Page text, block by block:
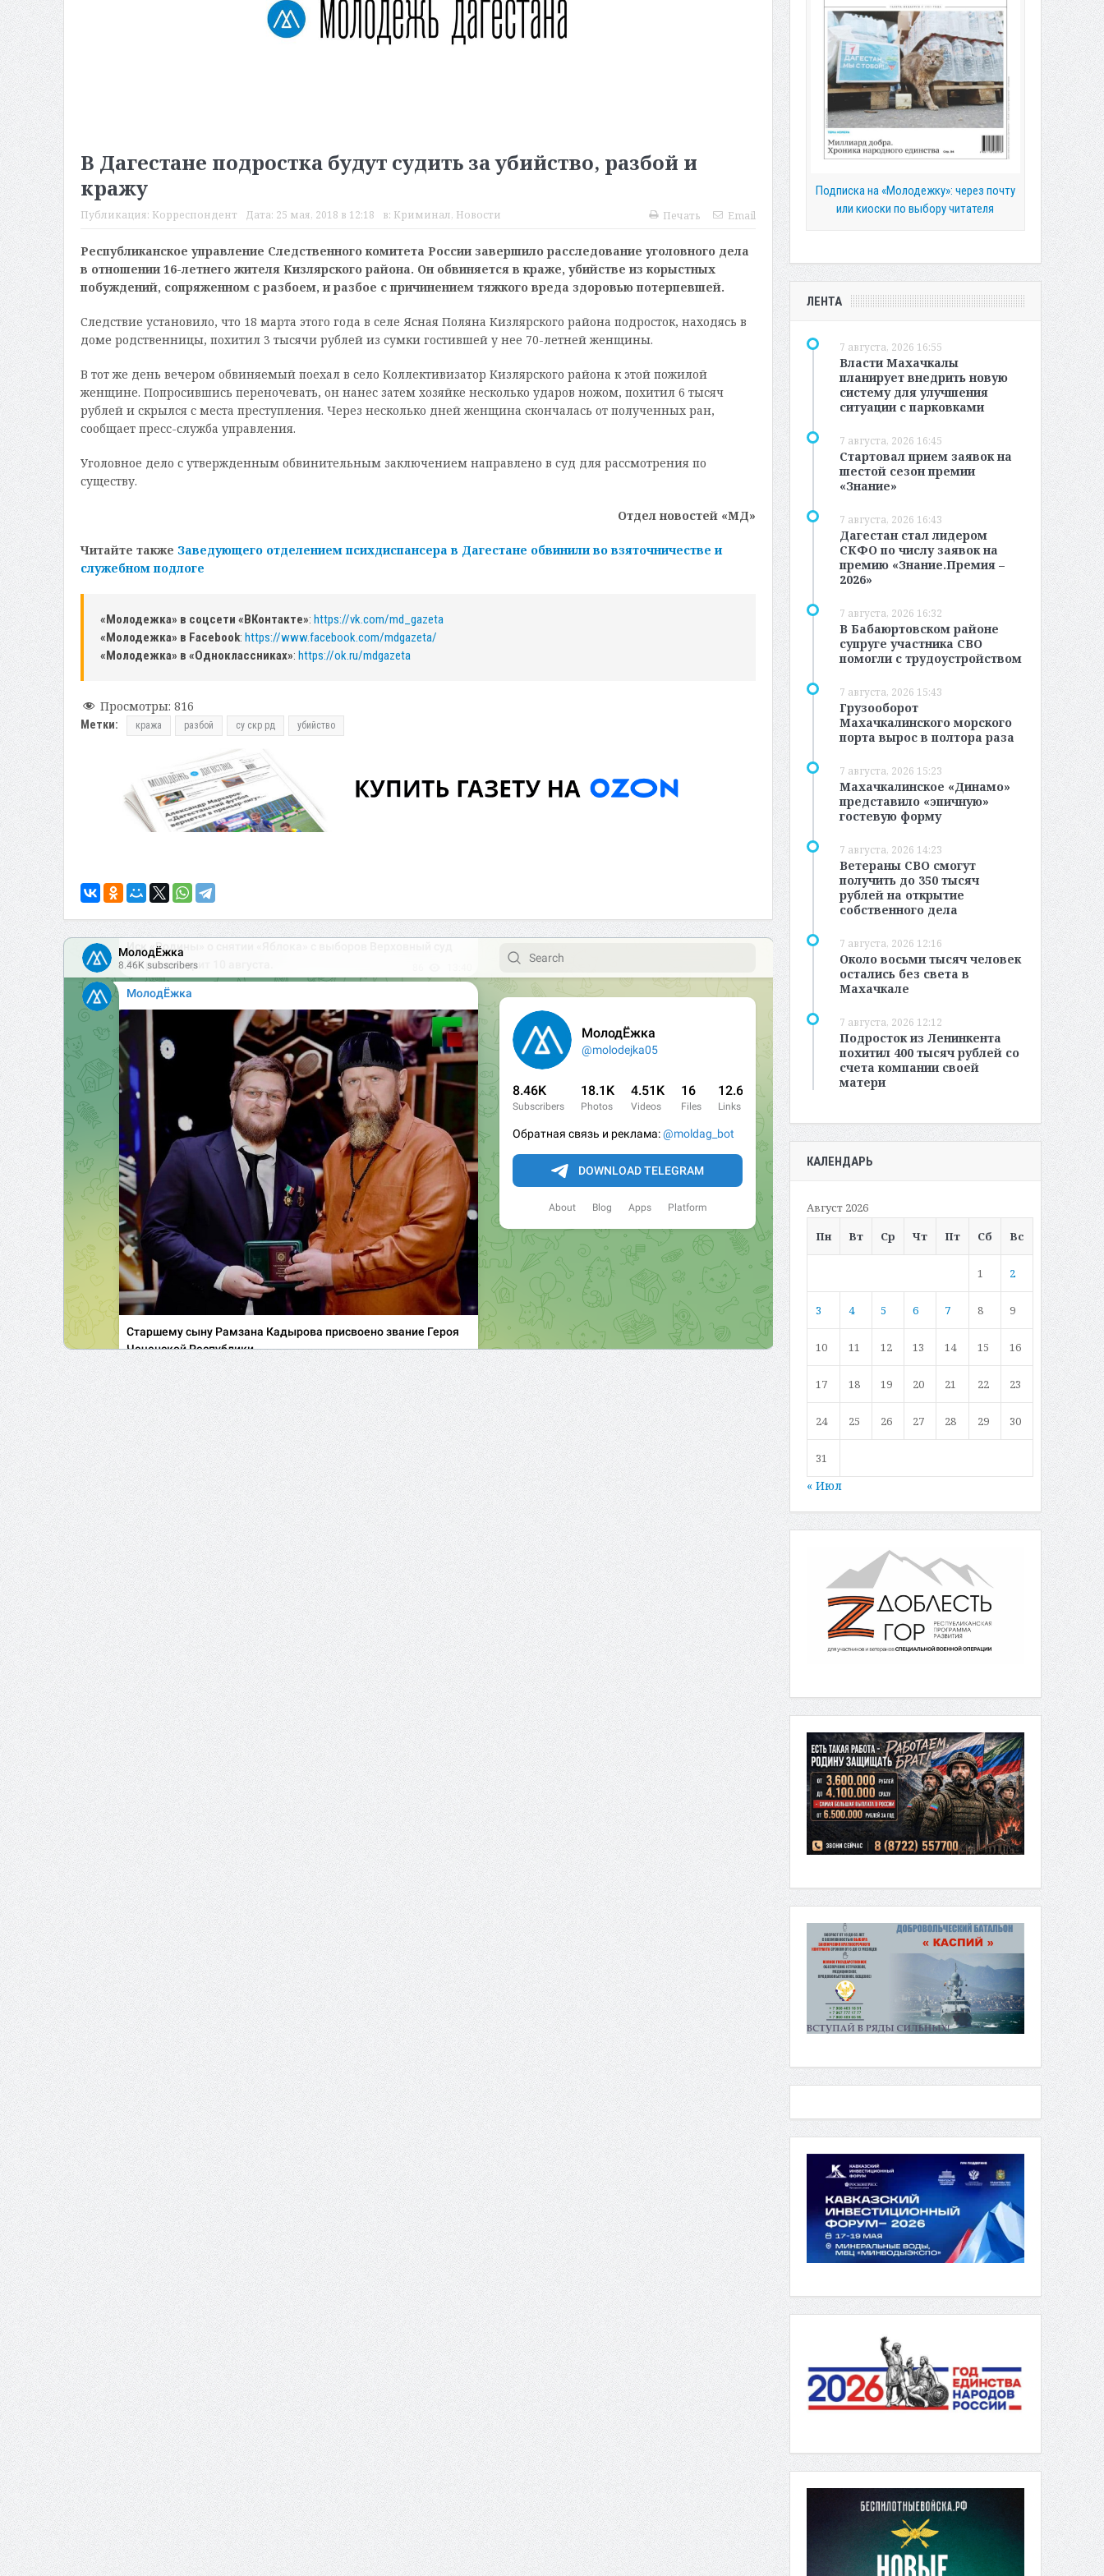
В Дагестане подростка будут судить за убийство, разбой и
кражу
Публикация: Корреспондент Дата: 25 мая, 2018 в 12:18 в: Криминал, Новости Печать Email
Республиканское управление Следственного комитета России завершило расследование уголовного дела
в отношении 16-летнего жителя Кизлярского района. Он обвиняется в краже, убийстве из корыстных
побуждений, сопряженном с разбоем, и разбое с причинением тяжкого вреда здоровью потерпевшей.
Следствие установило, что 18 марта этого года в селе Ясная Поляна Кизлярского района подросток, находясь в
доме родственницы, похитил 3 тысячи рублей из сумки гостившей у нее 70-летней женщины.
В тот же день вечером обвиняемый поехал в село Коллективизатор Кизлярского района к этой пожилой
женщине. Попросившись переночевать, он нанес затем хозяйке несколько ударов ножом, похитил 6 тысяч
рублей и скрылся с места преступления. Через несколько дней женщина скончалась от полученных ран,
сообщает пресс-служба управления.
Уголовное дело с утвержденным обвинительным заключением направлено в суд для рассмотрения по
существу.
Отдел новостей «МД»
Читайте также Заведующего отделением психдиспансера в Дагестане обвинили во взяточничестве и
служебном подлоге
«Молодежка» в соцсети «ВКонтакте»: https://vk.com/md_gazeta
«Молодежка» в Facebook: https://www.facebook.com/mdgazeta/
«Молодежка» в «Одноклассниках»: https://ok.ru/mdgazeta
Просмотры: 816
Метки: кража разбой су скр рд убийство
Подписка на «Молодежку»: через почту
или киоски по выбору читателя
ЛЕНТА
7 августа, 2026 16:55
Власти Махачкалы
планирует внедрить новую
систему для улучшения
ситуации с парковками
7 августа, 2026 16:45
Стартовал прием заявок на
шестой сезон премии
«Знание»
7 августа, 2026 16:43
Дагестан стал лидером
СКФО по числу заявок на
премию «Знание.Премия –
2026»
7 августа, 2026 16:32
В Бабаюртовском районе
супруге участника СВО
помогли с трудоустройством
7 августа, 2026 15:43
Грузооборот
Махачкалинского морского
порта вырос в полтора раза
7 августа, 2026 15:23
Махачкалинское «Динамо»
представило «эпичную»
гостевую форму
7 августа, 2026 14:23
Ветераны СВО смогут
получить до 350 тысяч
рублей на открытие
собственного дела
7 августа, 2026 12:16
Около восьми тысяч человек
остались без света в
Махачкале
7 августа, 2026 12:12
Подросток из Ленинкента
похитил 400 тысяч рублей со
счета компании своей
матери
КАЛЕНДАРЬ
Август 2026
Пн
Вт Ср Чт Пт Сб Вс
1 2
3 4 5 6 7 8 9
10 11 12 13 14 15 16
17 18 19 20 21 22 23
24 25 26 27 28 29 30
31
« Июл